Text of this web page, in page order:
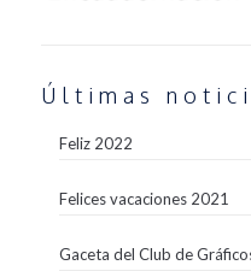
Últimas
Feliz 2022
Felices vacaciones 2021
Gaceta del Club de